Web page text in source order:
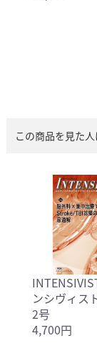
この商品を見た
ンシヴィス
2号
4,700円